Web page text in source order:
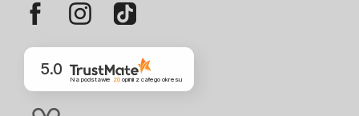
5.0
Na podstawie 20opinii z całego okresu